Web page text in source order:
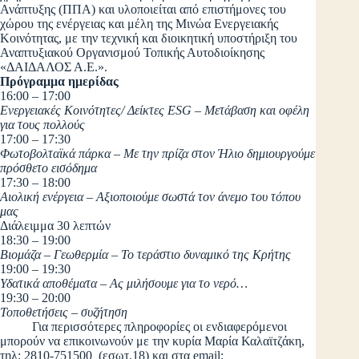
Ανάπτυξης (ΠΠΑ) και υλοποιείται από επιστήμονες του
χώρου της ενέργειας και μέλη της Μινώα Ενεργειακής
Κοινότητας, με την τεχνική και διοικητική υποστήριξη του
Αναπτυξιακού Οργανισμού Τοπικής Αυτοδιοίκησης
«ΔΑΙΔΑΛΟΣ Α.Ε.».
Πρόγραμμα ημερίδας
16:00 – 17:00
Ενεργειακές Κοινότητες/ Δείκτες ESG – Μετάβαση και οφέλη
για τους πολλούς
17:00 – 17:30
Φωτοβολταϊκά πάρκα – Με την πρίζα στον Ήλιο δημιουργούμε
πρόσθετο εισόδημα
17:30 – 18:00
Αιολική ενέργεια – Αξιοποιούμε σωστά τον άνεμο του τόπου
μας
Διάλειμμα 30 λεπτών
18:30 – 19:00
Βιομάζα – Γεωθερμία – Το τεράστιο δυναμικό της Κρήτης
19:00 – 19:30
Υδατικά αποθέματα – Ας μιλήσουμε για το νερό…
19:30 – 20:00
Τοποθετήσεις – συζήτηση
Για περισσότερες πληροφορίες οι ενδιαφερόμενοι
μπορούν να επικοινωνούν με την κυρία Μαρία Καλαϊτζάκη,
τηλ: 2810-751500 (εσωτ.18) και στα email: